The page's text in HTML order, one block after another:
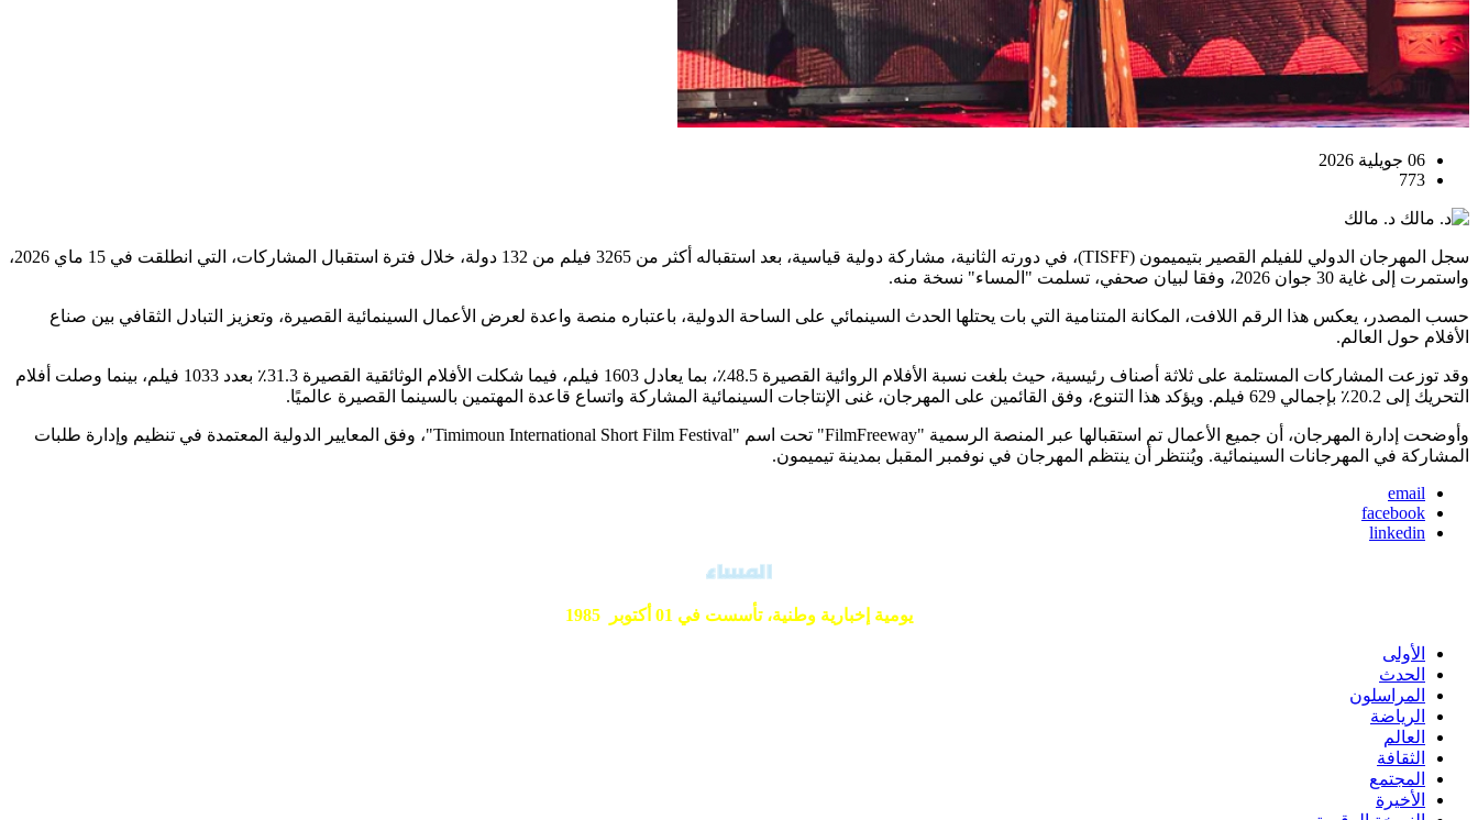
06 جويلية 2026
773
د. مالك
سجل المهرجان الدولي للفيلم القصير بتيميمون (TISFF)، في دورته الثانية، مشاركة دولية قياسية، بعد استقباله أكثر من 3265 فيلم من 132 دولة، خلال فترة استقبال المشاركات، التي انطلقت في 15 ماي 2026،
واستمرت إلى غاية 30 جوان 2026، وفقا لبيان صحفي، تسلمت "المساء" نسخة منه.
حسب المصدر، يعكس هذا الرقم اللافت، المكانة المتنامية التي بات يحتلها الحدث السينمائي على الساحة الدولية، باعتباره منصة واعدة لعرض الأعمال السينمائية القصيرة، وتعزيز التبادل الثقافي بين صناع
الأفلام حول العالم.
وقد توزعت المشاركات المستلمة على ثلاثة أصناف رئيسية، حيث بلغت نسبة الأفلام الروائية القصيرة 48.5٪، بما يعادل 1603 فيلم، فيما شكلت الأفلام الوثائقية القصيرة 31.3٪ بعدد 1033 فيلم، بينما وصلت أفلام
التحريك إلى 20.2٪ بإجمالي 629 فيلم. ويؤكد هذا التنوع، وفق القائمين على المهرجان، غنى الإنتاجات السينمائية المشاركة واتساع قاعدة المهتمين بالسينما القصيرة عالميًا.
وأوضحت إدارة المهرجان، أن جميع الأعمال تم استقبالها عبر المنصة الرسمية "FilmFreeway" تحت اسم "Timimoun International Short Film Festival"، وفق المعايير الدولية المعتمدة في تنظيم وإدارة طلبات
المشاركة في المهرجانات السينمائية. ويُنتظر أن ينتظم المهرجان في نوفمبر المقبل بمدينة تيميمون.
email
facebook
linkedin
يومية إخبارية وطنية،تأسست في 01 أكتوبر 1985
الأولى
الحدث
المراسلون
الرياضة
العالم
الثقافة
المجتمع
الأخيرة